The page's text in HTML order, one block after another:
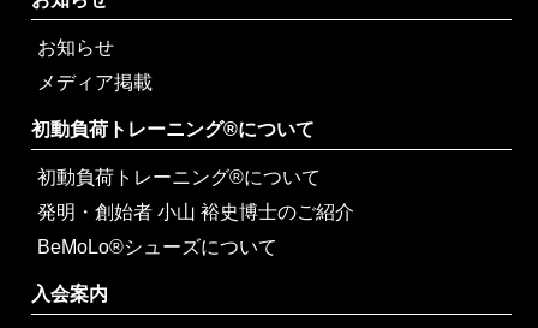
お知らせ
メディア掲載
初動負荷トレーニング®について
初動負荷トレーニング®について
発明・創始者 小山 裕史博士のご紹介
BeMoLo®シューズについて
入会案内